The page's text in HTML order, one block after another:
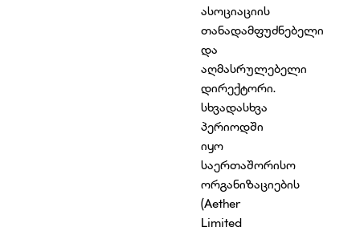
ასოციაციის
თანადამფუძნებელი
და
აღმასრულებელი
დირექტორი.
სხვადასხვა
პერიოდში
იყო
საერთაშორისო
ორგანიზაციების
(Aether
Limited